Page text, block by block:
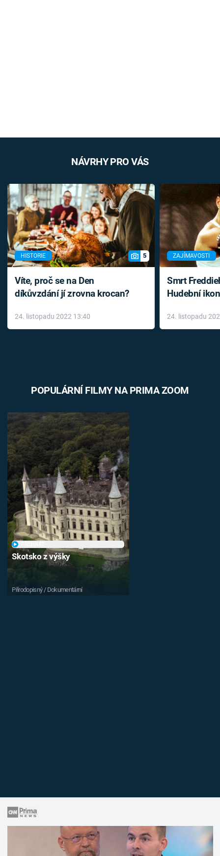
NÁVRHY PRO VÁS
HISTORIE 5
Víte, proč se na Den
díkůvzdání jí zrovna krocan?
24. listopadu 2022 13:40
ZAJÍMAVOSTI
Smrt
Hudební
léky
24. listopadu
POPULÁRNÍ FILMY NA PRIMA ZOOM
Skotsko z výšky
Přírodopisný / Dokumentární